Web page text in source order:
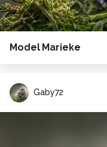
Model Marieke
Gaby72